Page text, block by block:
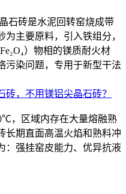
石砖是水泥回转窑烧成带
主要原料，引入铁组分，
）物相的镁质耐火材
污染问题，专用于新型干法
，不用镁铝尖晶石砖？
，区域内存在大量熔融熟
长期直面高温火焰和熟料冲
：强挂窑皮能力、优异抗液